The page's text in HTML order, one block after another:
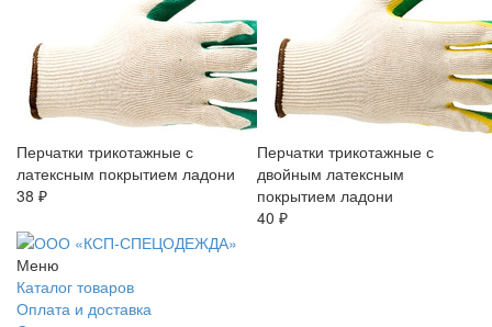
Перчатки трикотажные с
латексным покрытием ладони
38 ₽
Перчатки трикотажные с
двойным латексным
покрытием ладони
40 ₽
Меню
Каталог товаров
Оплата и доставка